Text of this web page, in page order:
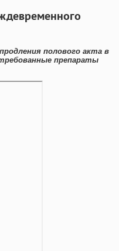
полового акта в
препараты